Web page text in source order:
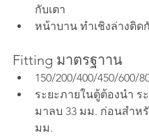
กับเตา
หน้าบาน ทำเชิงล่างติด
Fitting มาตรฐาาน
150/200/400/450/600/
ระยะภายในตู้ต้องนำ ร
มาลบ 33 มม. ก่อนสำห
มม.